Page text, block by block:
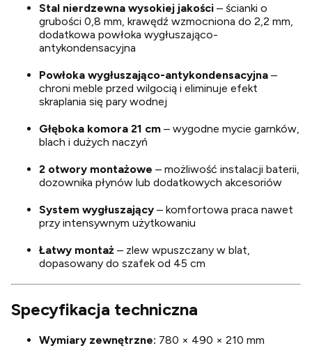
Stal nierdzewna wysokiej jakości – ścianki o
grubości 0,8 mm, krawędź wzmocniona do 2,2 mm,
dodatkowa powłoka wygłuszająco-
antykondensacyjna
Powłoka wygłuszająco-antykondensacyjna –
chroni meble przed wilgocią i eliminuje efekt
skraplania się pary wodnej
Głęboka komora 21 cm – wygodne mycie garnków,
blach i dużych naczyń
2 otwory montażowe – możliwość instalacji baterii,
dozownika płynów lub dodatkowych akcesoriów
System wygłuszający – komfortowa praca nawet
przy intensywnym użytkowaniu
Łatwy montaż – zlew wpuszczany w blat,
dopasowany do szafek od 45 cm
Specyfikacja techniczna
Wymiary zewnętrzne: 780 × 490 × 210 mm